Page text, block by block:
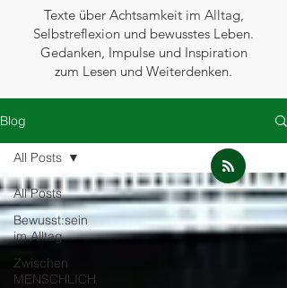
Texte über Achtsamkeit im Alltag,
Selbstreflexion und bewusstes Leben.
Gedanken, Impulse und Inspiration
zum Lesen und Weiterdenken.
Blog
All Posts
Bewusst:sein
im Alltag
Zwischen
MENSCHLICH
All Posts